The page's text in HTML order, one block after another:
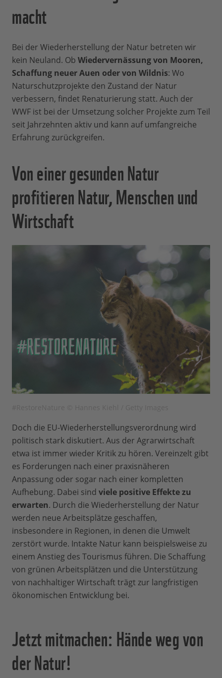
macht
Bei der Wiederherstellung der Natur betreten wir
kein Neuland. Ob Wiedervernässung von Mooren,
Schaffung neuer Auen oder von Wildnis: Wo
Naturschutzprojekte den Zustand der Natur
verbessern, findet Renaturierung statt. Auch der
WWF ist bei der Umsetzung solcher Projekte zum Teil
seit Jahrzehnten aktiv und kann auf umfangreiche
Erfahrung zurückgreifen.
Von einer gesunden Natur
profitieren Natur, Menschen und
Wirtschaft
Doch die EU-Wiederherstellungsverordnung wird
politisch stark diskutiert. Aus der Agrarwirtschaft
etwa ist immer wieder Kritik zu hören. Vereinzelt gibt
es Forderungen nach einer praxisnäheren
Anpassung oder sogar nach einer kompletten
Aufhebung. Dabei sind viele positive Effekte zu
erwarten. Durch die Wiederherstellung der Natur
werden neue Arbeitsplätze geschaffen,
insbesondere in Regionen, in denen die Umwelt
zerstört wurde. Intakte Natur kann beispielsweise zu
einem Anstieg des Tourismus führen. Die Schaffung
von grünen Arbeitsplätzen und die Unterstützung
von nachhaltiger Wirtschaft trägt zur langfristigen
ökonomischen Entwicklung bei.
Jetzt mitmachen: Hände weg von
der Natur!